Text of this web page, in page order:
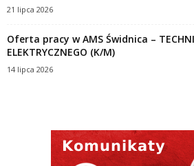
21 lipca 2026
Oferta pracy w AMS Świdnica –
ELEKTRYCZNEGO (K/M)
14 lipca 2026